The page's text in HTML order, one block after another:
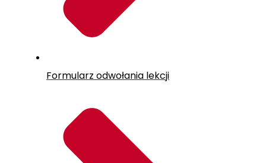
Formularz odwołania lekcji